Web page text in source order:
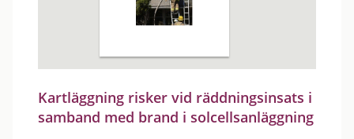
Kartläggning risker vid räddningsinsats i
samband med brand i solcellsanläggning